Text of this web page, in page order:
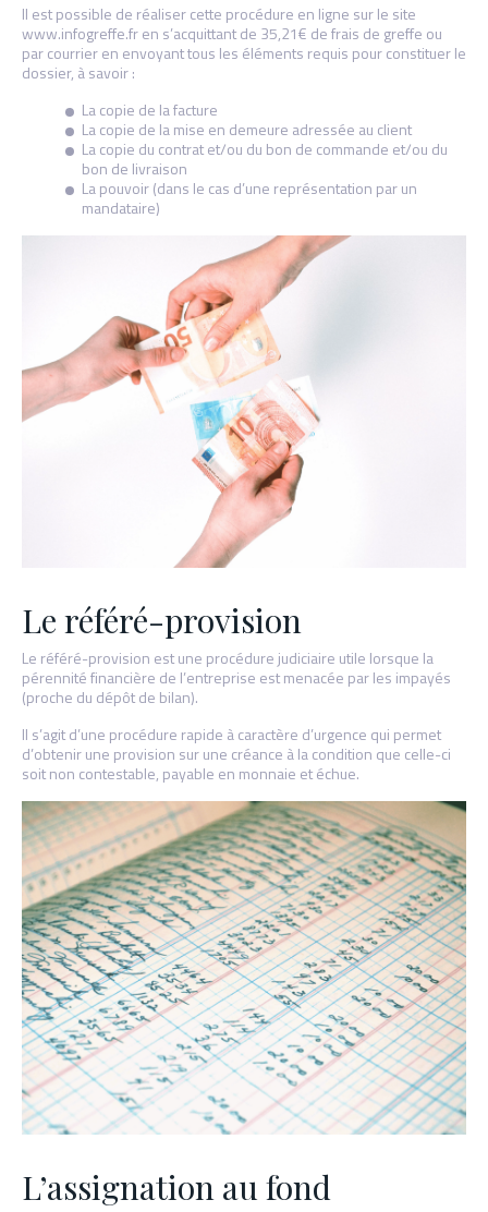
Il est possible de réaliser cette procédure en ligne sur le site
www.infogreffe.fr en s’acquittant de 35,21€ de frais de greffe ou
par courrier en envoyant tous les éléments requis pour constituer le
dossier, à savoir :
La copie de la facture
La copie de la mise en demeure adressée au client
La copie du contrat et/ou du bon de commande et/ou du
bon de livraison
La pouvoir (dans le cas d’une représentation par un
mandataire)
Le référé-provision
Le référé-provision est une procédure judiciaire utile lorsque la
pérennité financière de l’entreprise est menacée par les impayés
(proche du dépôt de bilan).
Il s’agit d’une procédure rapide à caractère d’urgence qui permet
d’obtenir une provision sur une créance à la condition que celle-ci
soit non contestable, payable en monnaie et échue.
L’assignation au fond